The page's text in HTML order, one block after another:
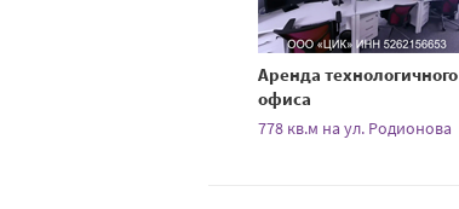
Аренда технологичного
офиса
778 кв.м на ул. Родионова